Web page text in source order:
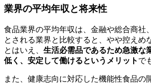
業界の平均年収と将来性
食品業界の平均年収は、金融や総合商社
とされる業界と比較すると、やや控えめ
とはいえ、 生活必需品であるため急激な
低く、安定して働けるというメリット で
また、健康志向に対応した機能性食品の